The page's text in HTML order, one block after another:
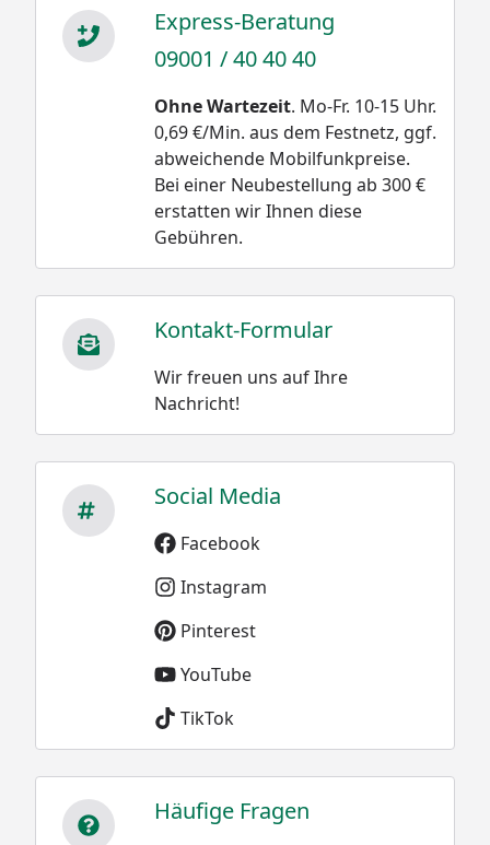
Express-Beratung
09001 / 40 40 40
Ohne Wartezeit. Mo-Fr. 10-15 Uhr.
0,69 €/Min. aus dem Festnetz, ggf.
abweichende Mobilfunkpreise.
Bei einer Neubestellung ab 300 €
erstatten wir Ihnen diese
Gebühren.
Kontakt-Formular
Wir freuen uns auf Ihre
Nachricht!
Social Media
Facebook
Instagram
Pinterest
YouTube
TikTok
Häufige Fragen